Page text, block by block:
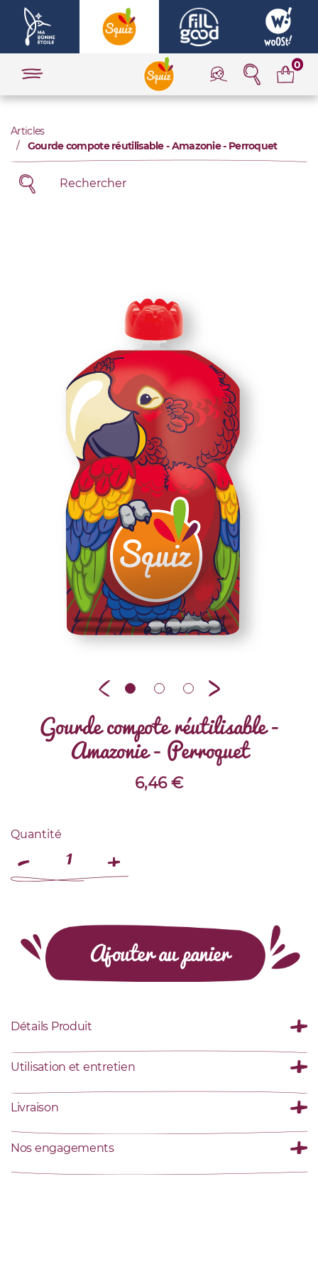
0
Articles
Gourde compote réutilisable - Amazonie - Perroquet
Gourde compote réutilisable -
Amazonie - Perroquet
6,46€
Quantité
Ajouter au panier
Détails Produit
Utilisation et entretien
Livraison
Nos engagements